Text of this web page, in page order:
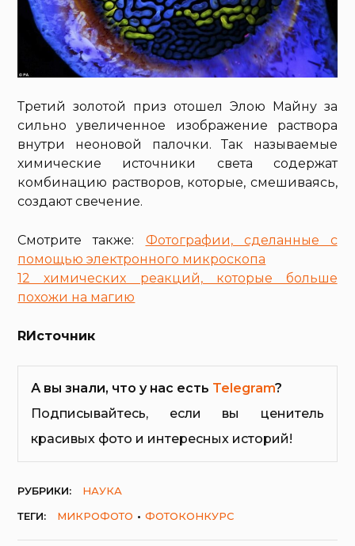
Третий золотой приз отошел Элою Майну за
сильно увеличенное изображение раствора
внутри неоновой палочки. Так называемые
химические источники света содержат
комбинацию растворов, которые, смешиваясь,
создают свечение.
Смотрите также: Фотографии, сделанные с
помощью электронного микроскопа
12 химических реакций, которые больше
похожи на магию
RИсточник
А вы знали, что у нас есть Telegram?
Подписывайтесь, если вы ценитель
красивых фото и интересных историй!
РУБРИКИ:
НАУКА
ТЕГИ:
МИКРОФОТО ФОТОКОНКУРС